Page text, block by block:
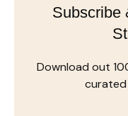
Subscribe
Download out